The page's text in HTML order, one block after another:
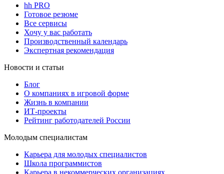
hh PRO
Готовое резюме
Все сервисы
Хочу у вас работать
Производственный календарь
Экспертная рекомендация
Новости и статьи
Блог
О компаниях в игровой форме
Жизнь в компании
ИТ-проекты
Рейтинг работодателей России
Молодым специалистам
Карьера для молодых специалистов
Школа программистов
Карьера в некоммерческих организациях